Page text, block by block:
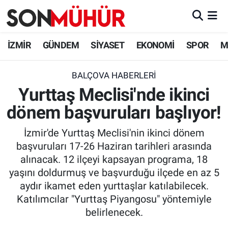
İZMİR GÜNDEM SİYASET EKONOMİ SPOR
BALÇOVA HABERLERI
Yurttaş Meclisi'nde ikinci
dönem başvuruları başlıyor!
İzmir'de Yurttaş Meclisi'nin ikinci dönem
başvuruları 17-26 Haziran tarihleri arasında
alınacak. 12 ilçeyi kapsayan programa, 18
yaşını doldurmuş ve başvurduğu ilçede en az 5
aydır ikamet eden yurttaşlar katılabilecek.
Katılımcılar "Yurttaş Piyangosu" yöntemiyle
belirlenecek.
İzmir Nöbetçi Eczaneler
İzmir Namaz Vakitleri
İzmir Trafik Yoğunluk Haritası
Süper Lig Puan Durumu ve Fikstür
Tüm Manşetler
Son Dakika Haberleri